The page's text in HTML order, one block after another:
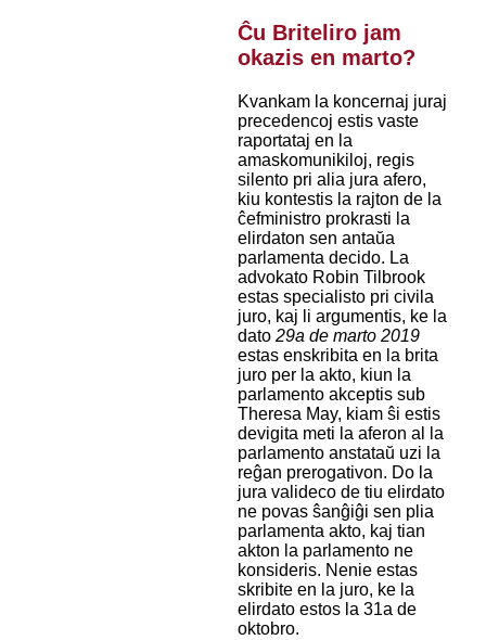
Ĉu Briteliro jam
okazis en marto?
Kvankam la koncernaj juraj
precedencoj estis vaste
raportataj en la
amaskomunikiloj, regis
silento pri alia jura afero,
kiu kontestis la rajton de la
ĉefministro prokrasti la
elirdaton sen antaŭa
parlamenta decido. La
advokato Robin Tilbrook
estas specialisto pri civila
juro, kaj li argumentis, ke la
dato 29a de marto 2019
estas enskribita en la brita
juro per la akto, kiun la
parlamento akceptis sub
Theresa May, kiam ŝi estis
devigita meti la aferon al la
parlamento anstataŭ uzi la
reĝan prerogativon. Do la
jura valideco de tiu elirdato
ne povas ŝanĝiĝi sen plia
parlamenta akto, kaj tian
akton la parlamento ne
konsideris. Nenie estas
skribite en la juro, ke la
elirdato estos la 31a de
oktobro.